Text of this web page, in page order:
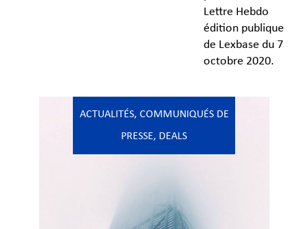
Lettre Hebdo
édition publique
de Lexbase du 7
octobre 2020.
ACTUALITÉS, COMMUNIQUÉS DE
PRESSE, DEALS